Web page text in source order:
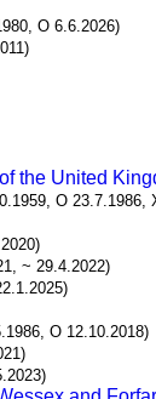
O 6.6.2026)
the United
O 23.7.1986,
~ 29.4.2022)
O 12.10.2018)